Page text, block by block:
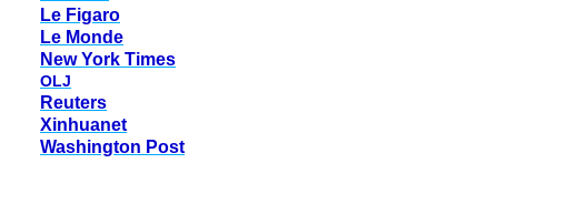
Le Figaro
Le Monde
New York Times
OLJ
Reuters
Xinhuanet
Washington Post